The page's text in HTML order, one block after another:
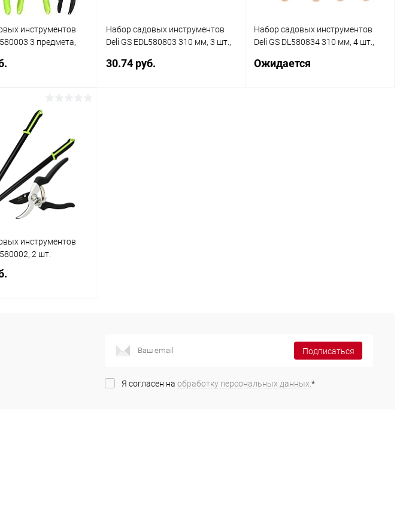
инструментов
3 предмета,
В корзину
К сравнению
В наличии
Набор садовых инструментов
Deli GS EDL580803 310 мм, 3 шт.,
30.74 руб.
Набор садовых инструментов
Deli GS DL580834 310 мм, 4 шт.,
Ожидается
инструментов
2 шт.
Подписаться
Я согласен на обработку персональных данных. *